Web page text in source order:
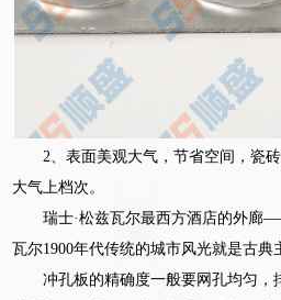
2、表面美观大气，节省空间，瓷
大气上档次。
瑞士·松兹瓦尔最西方酒店的外廊
瓦尔1900年代传统的城市风光就是古典
冲孔板的精确度一般要网孔均匀，